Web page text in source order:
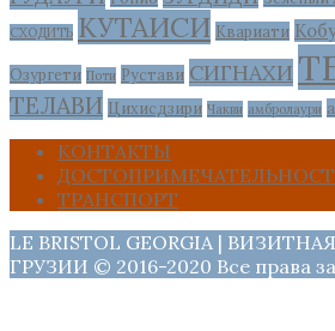
СХОДИТЬ КУТАИСИ Квариати
Озургети Поти Рустави СИГНАХИ
ТЕЛАВИ Цихисдзири Чакви амбролаури
КОНТАКТЫ
ТРАНСПОРТ
LE BRISTOL GEORGIA |
ГРУЗИИ © 2016-2020 Все права